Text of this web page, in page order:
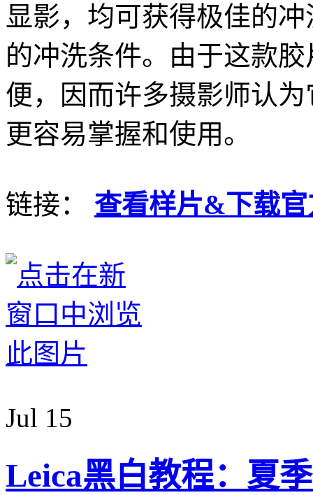
显影，均可获得极佳的
的冲洗条件。由于这款
便，因而许多摄影师认
更容易掌握和使用。
链接： 查看样片&下载
Jul 15
Leica黑白教程：夏